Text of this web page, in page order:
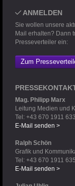
ANMELDEN
Sie wollen unsere
Mail erhalten? Dann
Presseverteiler ein:
Zum
Mag. Philipp Marx
Leitung Medien und
Tel: +43 670 1911 633
E-Mail senden >
Ralph Schön
Grafik und
Tel: +43 670 1911 635
E-Mail senden >